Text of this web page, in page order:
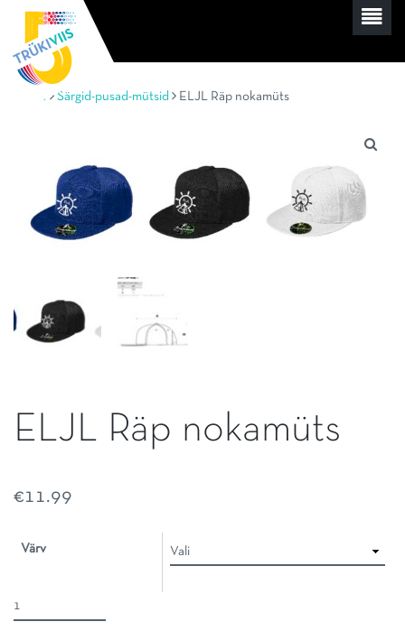
Särgid-pusad-mütsid ELJL Räp nokamüts
ELJL Räp nokamüts
€11.99
Värv
ELJL
Räp